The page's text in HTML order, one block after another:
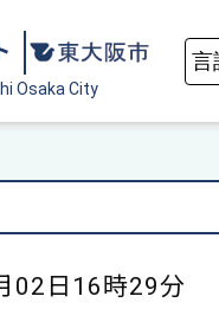
Osaka City
02日16時29分